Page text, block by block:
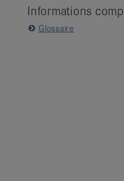
Informations
Glossaire